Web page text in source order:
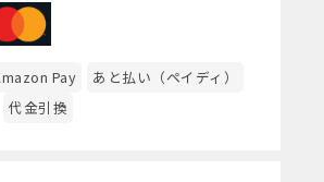
Pay
あと払い（ペイディ）
代金引換